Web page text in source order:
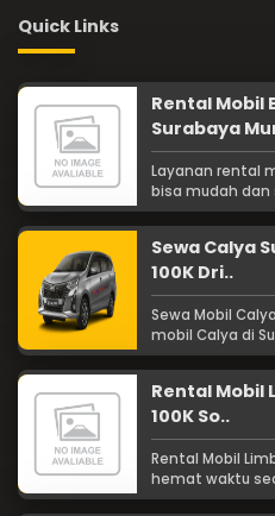
Quick Links
Rental Mobil
Surabaya
Layanan rental
bisa mudah dan
Sewa Calya
100K Dri..
Sewa Mobil
mobil Calya di
Rental Mobil
100K So..
Rental Mobil
hemat waktu